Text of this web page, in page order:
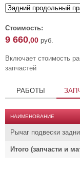
Стоимость:
9 660,00 руб.
Включает стоимость
запчастей
РАБОТЫ
НАИМЕНОВАНИЕ
Рычаг подвески
Итого (запчасти и